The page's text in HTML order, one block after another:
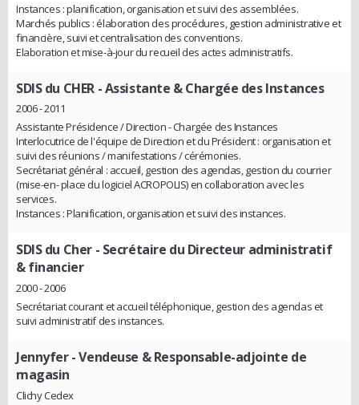
Instances : planification, organisation et suivi des assemblées.
Marchés publics : élaboration des procédures, gestion administrative et
financière, suivi et centralisation des conventions.
Elaboration et mise-à-jour du recueil des actes administratifs.
SDIS du CHER- Assistante & Chargée des Instances
2006 - 2011
Assistante Présidence / Direction - Chargée des Instances
Interlocutrice de l'équipe de Direction et du Président : organisation et
suivi des réunions / manifestations / cérémonies.
Secrétariat général : accueil, gestion des agendas, gestion du courrier
(mise-en- place du logiciel ACROPOLIS) en collaboration avec les
services.
Instances : Planification, organisation et suivi des instances.
SDIS du Cher- Secrétaire du Directeur administratif
& financier
2000 - 2006
Secrétariat courant et accueil téléphonique, gestion des agendas et
suivi administratif des instances.
Jennyfer- Vendeuse & Responsable-adjointe de
magasin
Clichy Cedex